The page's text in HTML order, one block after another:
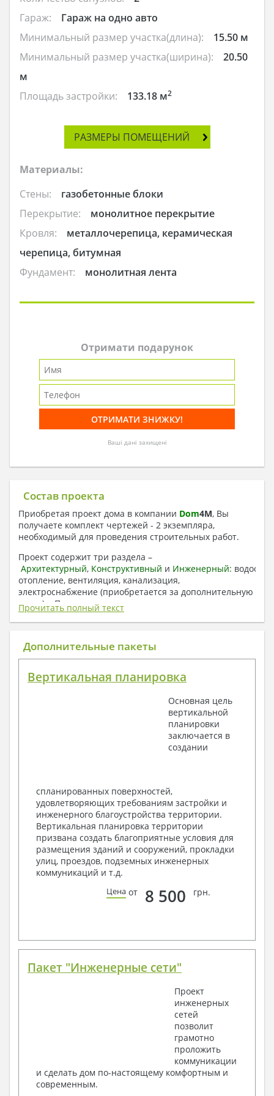
Гараж:
Гараж на одно авто
Минимальный размер участка(длина):
15.50 м
Минимальный размер участка(ширина):
20.50
м
Площадь застройки:
133.18 м2
РАЗМЕРЫ ПОМЕЩЕНИЙ
Материалы:
Стены:
газобетонные блоки
Перекрытие:
монолитное перекрытие
Кровля:
металлочерепица, керамическая
черепица, битумная
Фундамент:
монолитная лента
Отримати подарунок
Ваші дані захищені
Состав проекта
Приобретая проект дома в компании Dom4M, Вы
получаете комплект чертежей - 2 экземпляра,
необходимый для проведения строительных работ.
Проект содержит три раздела –
Архитектурный, Конструктивный и Инженерный:
отопление, вентиляция, канализация,
электроснабжение (приобретается за дополнительную
плату) + Пояснительная записка.
1. Архитектурный раздел:
Общие данные по проекту
Поэтажные маркировочные планы с
Разрезы и состав конструкций
Фасады с ведомостью внешних отделок
Элементы проемов – спецификация
Ведомость перемычек – сечения и
Архитектурные узлы в конструкциях
2. Конструктивный раздел:
Общие данные по проекту
Схемы расположения и расчеты фундаментов
Элементы каркаса – схемы расположения
Схема расположения перекрытий
Опоры перекрытия на стены или Узлы
Элементы кровли – схемы расположения
3. Инженерный раздел (приобретается по желанию
за дополнительную плату):
Условные обозначения с общими данными
Поэтажная система водоснабжения и
Аксонометрическая схема водоснабжения и
Узлы и спецификация материалов
Отопление, вентиляция
Прочитать полный текст
Дополнительные пакеты
Вертикальная планировка
Основная цель
вертикальной
планировки
заключается в
создании
спланированных поверхностей,
удовлетворяющих требованиям застройки и
инженерного благоустройства территории.
Вертикальная планировка территории
призвана создать благоприятные условия для
размещения зданий и сооружений, прокладки
улиц, проездов, подземных инженерных
коммуникаций и т.д.
Цена от 8 500 грн.
Пакет "Инженерные сети"
Проект
инженерных
сетей
позволит
грамотно
проложить
коммуникации
и сделать дом по-настоящему комфортным и
современным.